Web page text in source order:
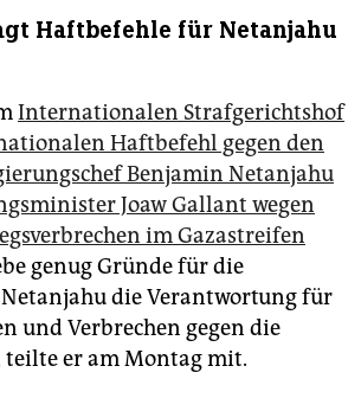
Haftbefehle für Netanjahu
Internationalen Strafgerichtshof
Haftbefehl gegen den
Benjamin Netanjahu
Joaw Gallant wegen
im Gazastreifen
genug Gründe für die
die Verantwortung für
und Verbrechen gegen die
er am Montag mit.